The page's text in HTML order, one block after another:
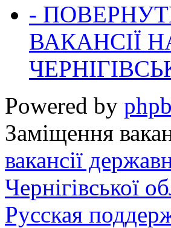
-
ВАКАНСІЇ
Powered by
Заміщення
вакансії
Чернігівської
Русская